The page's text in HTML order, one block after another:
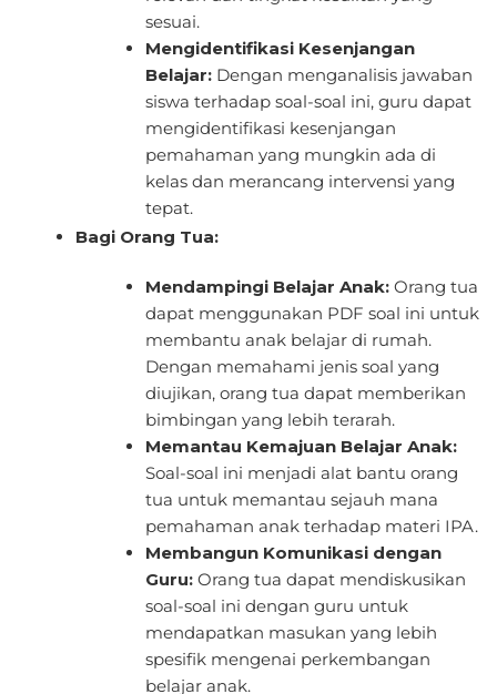
sesuai.
Mengidentifikasi Kesenjangan
Belajar:Dengan menganalisis jawaban
siswa terhadap soal-soal ini, guru dapat
mengidentifikasi kesenjangan
pemahaman yang mungkin ada di
kelas dan merancang intervensi yang
tepat.
Bagi Orang Tua:
Mendampingi Belajar Anak:Orang tua
dapat menggunakan PDF soal ini untuk
membantu anak belajar di rumah.
Dengan memahami jenis soal yang
diujikan, orang tua dapat memberikan
bimbingan yang lebih terarah.
Memantau Kemajuan Belajar Anak:
Soal-soal ini menjadi alat bantu orang
tua untuk memantau sejauh mana
pemahaman anak terhadap materi IPA.
Membangun Komunikasi dengan
Guru:Orang tua dapat mendiskusikan
soal-soal ini dengan guru untuk
mendapatkan masukan yang lebih
spesifik mengenai perkembangan
belajar anak.